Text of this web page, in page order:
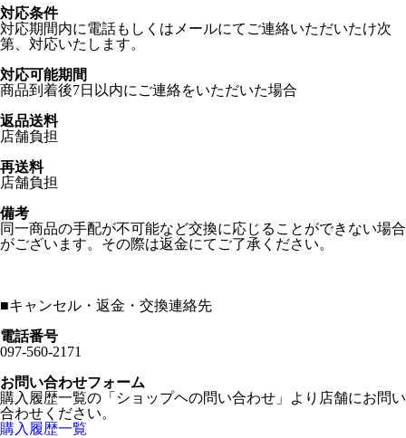
対応条件
対応期間内に電話もしくはメールにてご連絡いただいたけ次
第、対応いたします。
対応可能期間
商品到着後7日以内にご連絡をいただいた場合
返品送料
店舗負担
再送料
店舗負担
備考
同一商品の手配が不可能など交換に応じることができない場合
がございます。その際は返金にてご了承ください。
■キャンセル・返金・交換連絡先
電話番号
097-560-2171
お問い合わせフォーム
購入履歴一覧の「ショップヘの問い合わせ」より店舗にお問い
合わせください。
購入履歴一覧